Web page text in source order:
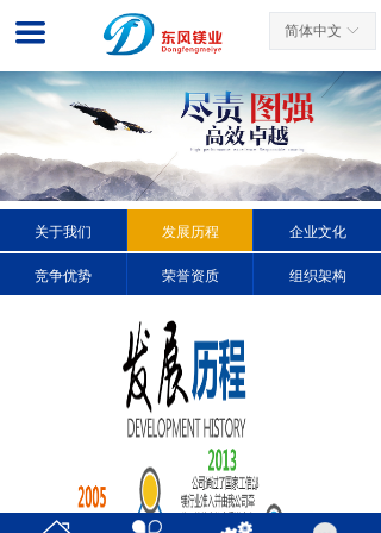
끀
网站首页
关于我们
新闻中心
产品展示
客户案例
先进工艺
ꀅ
简体中文
关于我们 发展历程 企业文化
竞争优势 荣誉资质 组织架构